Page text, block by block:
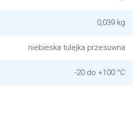
0,039 kg
niebieska tulejka przesuwna
-20 do +100 °C